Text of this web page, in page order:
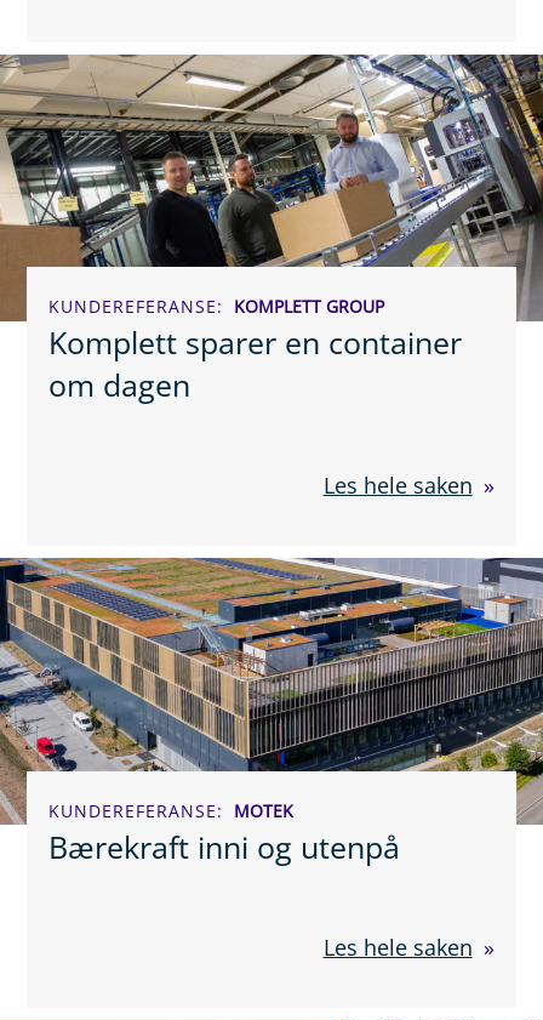
KUNDEREFERANSE KOMPLETT GROUP
Komplett sparer en container
om dagen
Les hele saken
KUNDEREFERANSE MOTEK
Bærekraft inni og utenpå
Les hele saken